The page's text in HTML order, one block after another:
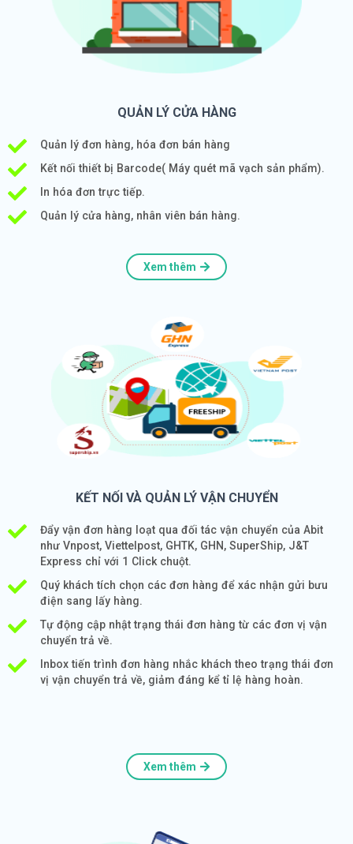
QUẢN LÝ CỬA HÀNG
Quản lý đơn hàng, hóa đơn bán hàng
Kết nối thiết bị Barcode( Máy quét mã vạch sản phẩm).
In hóa đơn trực tiếp.
Quản lý cửa hàng, nhân viên bán hàng.
Xem thêm
KẾT NỐI VÀ QUẢN LÝ VẬN CHUYỂN
Đẩy vận đơn hàng loạt qua đối tác vận chuyển của Abit
như Vnpost, Viettelpost, GHTK, GHN, SuperShip, J&T
Express chỉ với 1 Click chuột.
Quý khách tích chọn các đơn hàng để xác nhận gửi bưu
điện sang lấy hàng.
Tự động cập nhật trạng thái đơn hàng từ các đơn vị vận
chuyển trả về.
Inbox tiến trình đơn hàng nhắc khách theo trạng thái đơn
vị vận chuyển trả về, giảm đáng kể tỉ lệ hàng hoàn.
Xem thêm